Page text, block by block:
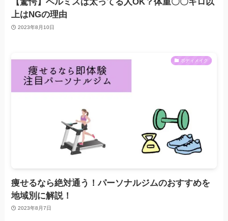
上はNGの理由
2023年8月10日
ボディメイク
痩せるなら絶対通う！パーソナルジムのおすすめを
地域別に解説！
2023年8月7日